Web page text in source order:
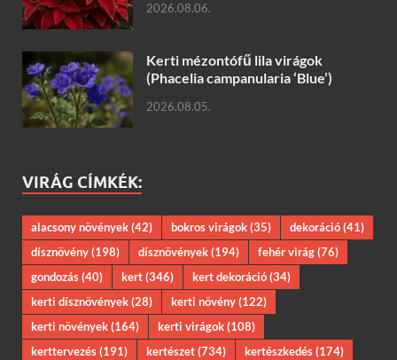
2026.08.06.
Kerti mézontófű lila virágok
(Phacelia campanularia ‘Blue’)
2026.08.05.
VIRÁG CÍMKÉK:
alacsony növények(42) bokros virágok(35) dekoráció(41)
dísznövény(198) dísznövények(194) fehér virág(76)
gondozás(40) kert(346) kert dekoráció(34)
kerti dísznövények(28) kerti növény(122)
kerti növények(164) kerti virágok(108)
kerttervezés(191) kertészet(734) kertészkedés(174)